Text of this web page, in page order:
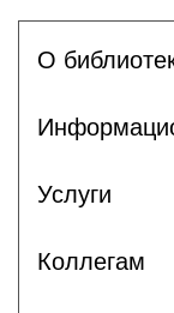
О
Услуги
Коллегам